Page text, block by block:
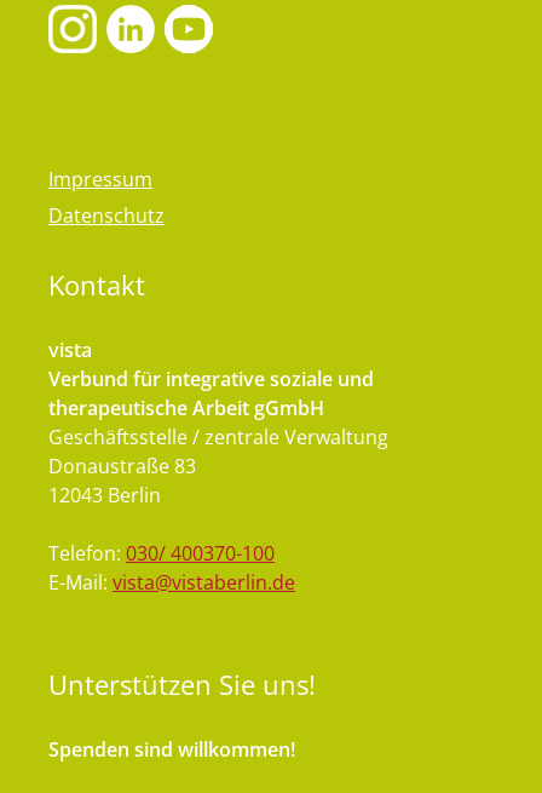
Impressum
Datenschutz
Kontakt
vista
Verbund für integrative soziale und
therapeutische Arbeit gGmbH
Geschäftsstelle / zentrale Verwaltung
Donaustraße 83
12043 Berlin
Telefon: 030/ 400370-100
E-Mail: vista@vistaberlin.de
Unterstützen Sie uns!
Spenden sind willkommen!